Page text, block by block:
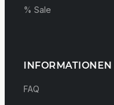
% Sale
INFORMATIONEN
FAQ